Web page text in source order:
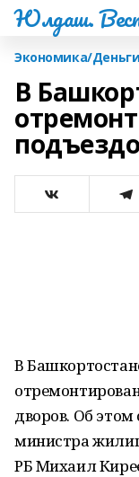
Юлдаш.
Экономика/Деньги
В
В
дворов. Об
министра
РБ Михаил